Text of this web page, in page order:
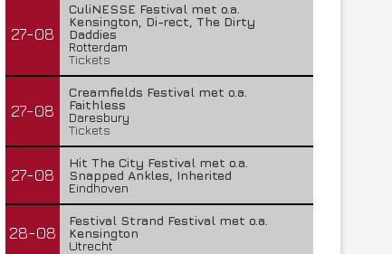
27-08
CuliNESSE Festival met o.a.
Kensington, Di-rect, The Dirty
Daddies
Rotterdam
Tickets
27-08
Creamfields Festival met o.a.
Faithless
Daresbury
Tickets
27-08
Hit The City Festival met o.a.
Snapped Ankles, Inherited
Eindhoven
28-08
Festival Strand Festival met o.a.
Kensington
Utrecht